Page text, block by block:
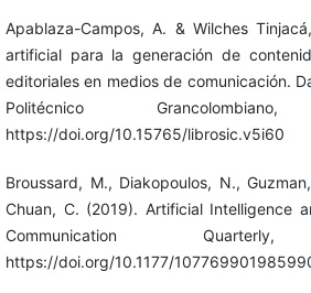
Apablaza-Campos, A. & Wilches
artificial para la generación de
editoriales en medios de comunicación.
Politécnico
https://doi.org/10.15765/librosic.v5i60
Broussard, M., Diakopoulos, N.,
Chuan, C. (2019). Artificial Intelligence
Communication
https://doi.org/10.1177/